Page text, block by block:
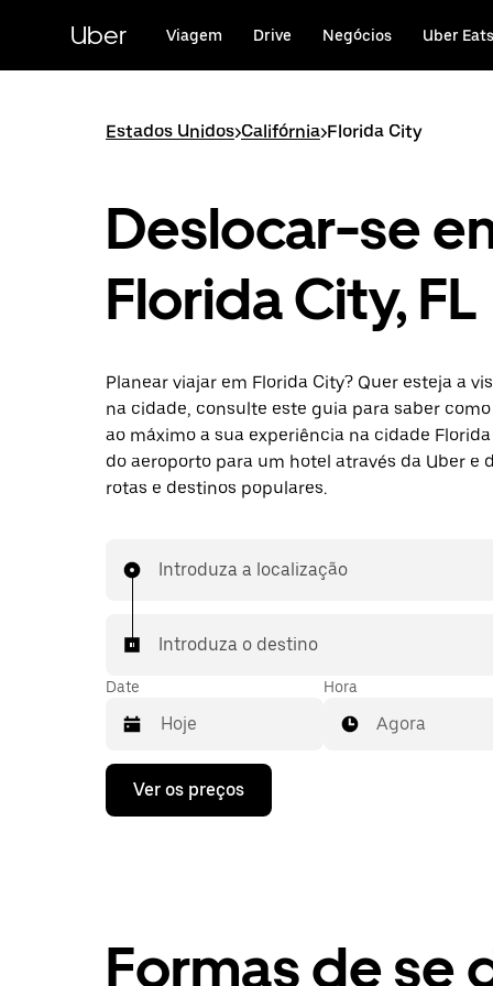
conteúdo
Uber Viagem Drive Negócios Uber Eats
Estados Unidos>Califórnia>Florida City
Deslocar-se
Florida City, FL
Planear viajar em Florida City? Quer esteja a
na cidade, consulte este guia para saber
ao máximo a sua experiência na cidade Florida
do aeroporto para um hotel através da Uber e
rotas e destinos populares.
Introduza a localização
Introduza o destino
Date
Prima
tecla
calendário
Hora
Agora
Ver os preços
Formas de se